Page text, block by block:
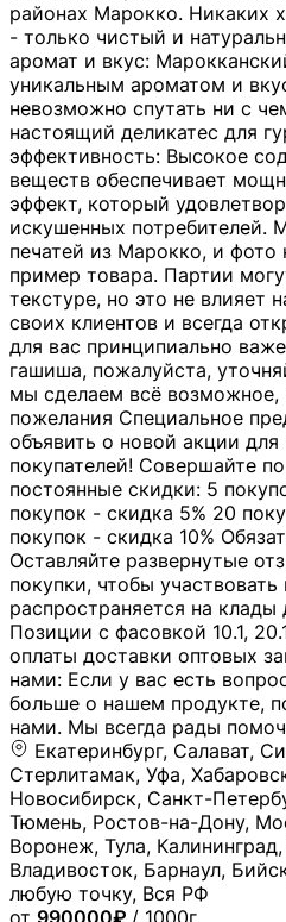
районах Марокко. Никаких
- только чистый и
аромат и вкус:
уникальным ароматом и
невозможно спутать ни с
настоящий деликатес для
эффективность: Высокое
веществ обеспечивает
эффект, который
искушенных потребителей.
печатей из Марокко, и фото
пример товара. Партии
текстуре, но это не влияет
своих клиентов и всегда
для вас принципиально
гашиша, пожалуйста,
мы сделаем всё возможное,
пожелания Специальное
объявить о новой акции
покупателей! Совершайте
постоянные скидки: 5
покупок - скидка 5% 20
покупок - скидка 10%
Оставляйте развернутые
покупки, чтобы
распространяется на
Позиции с фасовкой 10.1,
оплаты доставки оптовых
нами: Если у вас есть
больше о нашем продукте,
нами. Мы всегда рады
Екатеринбург, Салават,
Стерлитамак, Уфа,
Новосибирск, Санкт-
Тюмень, Ростов-на-Дону,
Воронеж, Тула,
Владивосток, Барнаул,
любую точку, Вся РФ
от 990000₽ / 1000г